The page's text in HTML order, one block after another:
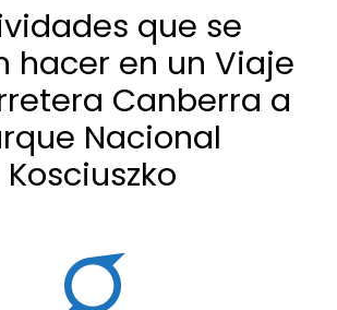
que se
hacer en un Viaje
Canberra a
Nacional
Kosciuszko